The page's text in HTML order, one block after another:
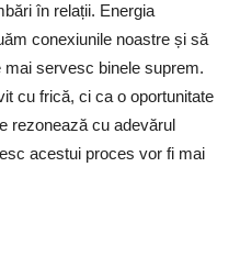
în relații. Energia
conexiunile noastre și să
servesc binele suprem.
cu frică, ci ca o oportunitate
rezonează cu adevărul
acestui proces vor fi mai